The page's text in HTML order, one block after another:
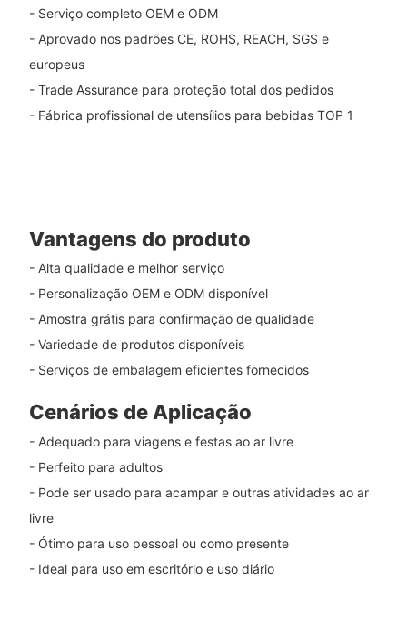
- Serviço completo OEM e ODM
- Aprovado nos padrões CE, ROHS, REACH, SGS e
europeus
- Trade Assurance para proteção total dos pedidos
- Fábrica profissional de utensílios para bebidas TOP 1
Vantagens do produto
- Alta qualidade e melhor serviço
- Personalização OEM e ODM disponível
- Amostra grátis para confirmação de qualidade
- Variedade de produtos disponíveis
- Serviços de embalagem eficientes fornecidos
Cenários de Aplicação
- Adequado para viagens e festas ao ar livre
- Perfeito para adultos
- Pode ser usado para acampar e outras atividades ao ar
livre
- Ótimo para uso pessoal ou como presente
- Ideal para uso em escritório e uso diário